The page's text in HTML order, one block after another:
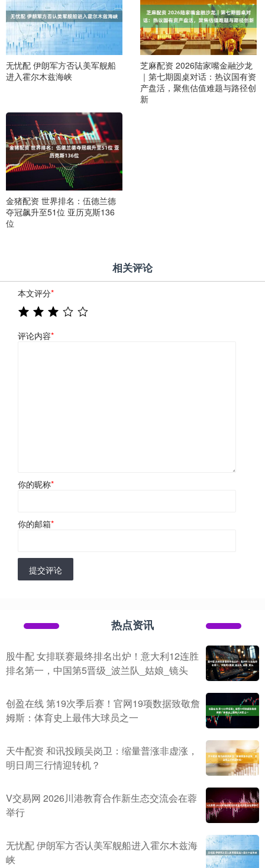
无忧配 伊朗军方否认美军舰船
进入霍尔木兹海峡
芝麻配资 2026陆家嘴金融沙龙
｜第七期圆桌对话：热议国有资
产盘活，聚焦估值难题与路径创
新
金猪配资 世界排名：伍德兰德
夺冠飙升至51位 亚历克斯136
位
相关评论
本文评分*
评论内容*
你的昵称*
你的邮箱*
提交评论
热点资讯
股牛配 女排联赛最终排名出炉！意大利12连胜
排名第一，中国第5晋级_波兰队_姑娘_镜头
创盈在线 第19次季后赛！官网19项数据致敬詹
姆斯：体育史上最伟大球员之一
天牛配资 和讯投顾吴岗卫：缩量普涨非虚涨，
明日周三行情迎转机？
V交易网 2026川港教育合作新生态交流会在蓉
举行
无忧配 伊朗军方否认美军舰船进入霍尔木兹海
峡